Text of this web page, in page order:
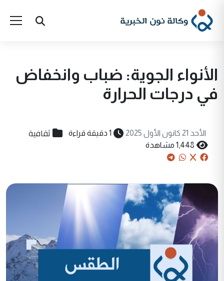
الأنواء الجوية: ضباب وانخفاض
في درجات الحرارة
الأحد 21 كانون الأول 2025 1 دقيقة قراءة ثقافية
1,448 مشاهدة